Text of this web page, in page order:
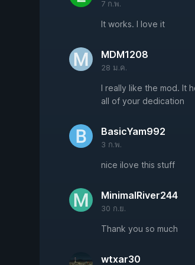
7 ก.พ.
It works. I love it
MDM1208
28 ม.ค.
I really like the mod. It
all of your dedication
BasicYam992
3 ก.พ.
nice ilove this stuff
MinimalRiver244
30 ก.ย.
Thank you so much
wtxar30